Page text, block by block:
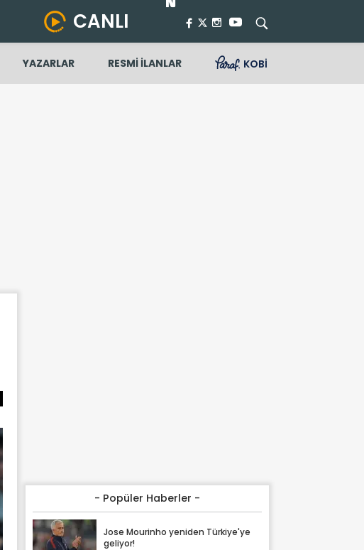
CANLI
YAZARLAR RESMİ İLANLAR KOBİ
- Popüler Haberler -
Jose Mourinho yeniden Türkiye'ye
geliyor!